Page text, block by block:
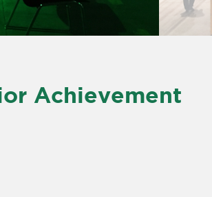
Achievement